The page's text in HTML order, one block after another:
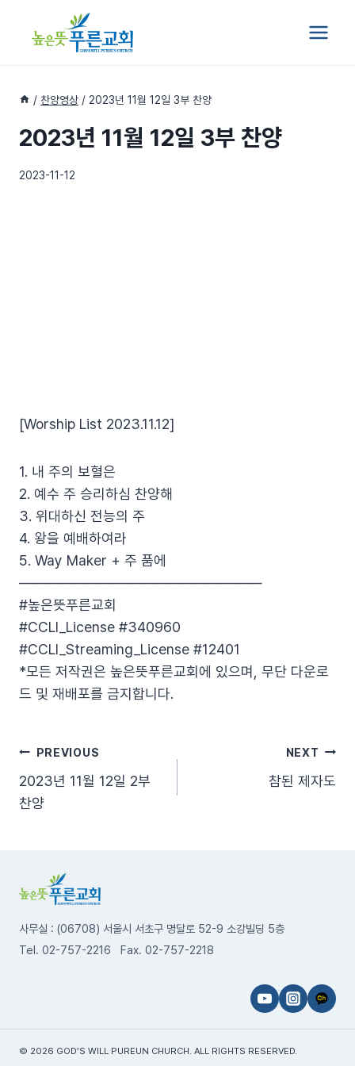
/ 찬양영상 / 2023년 11월 12일 3부 찬양
2023년 11월 12일 3부 찬양
2023-11-12
[Worship List 2023.11.12]
1. 내 주의 보혈은
2. 예수 주 승리하심 찬양해
3. 위대하신 전능의 주
4. 왕을 예배하여라
5. Way Maker + 주 품에
——————————————————
#높은뜻푸른교회
#CCLI_License #340960
#CCLI_Streaming_License #12401
*모든 저작권은 높은뜻푸른교회에 있으며, 무단 다운로
드 및 재배포를 금지합니다.
글
탐
PREVIOUS
2023년 11월 12일 2부
찬양
NEXT
참된 제자도
사무실 : (06708) 서울시 서초구 명달로 52-9 소강빌딩 5층
Tel. 02-757-2216 Fax. 02-757-2218
© 2026 GOD’S WILL PUREUN CHURCH. ALL RIGHTS RESERVED.